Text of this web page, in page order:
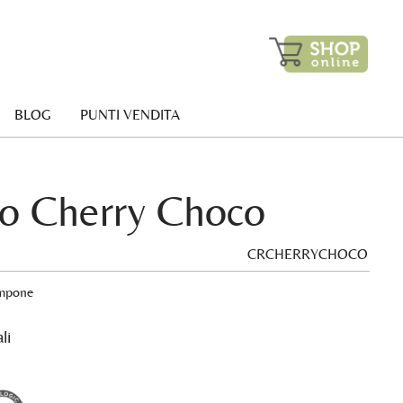
BLOG PUNTI VENDITA
Cherry Choco
CRCHERRYCHOCO